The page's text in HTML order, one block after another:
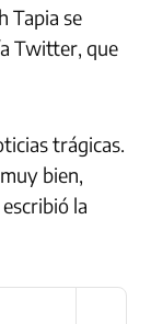
Tapia se
Twitter, que
trágicas.
bien,
la